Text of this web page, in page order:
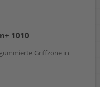
1010
Griffzone in